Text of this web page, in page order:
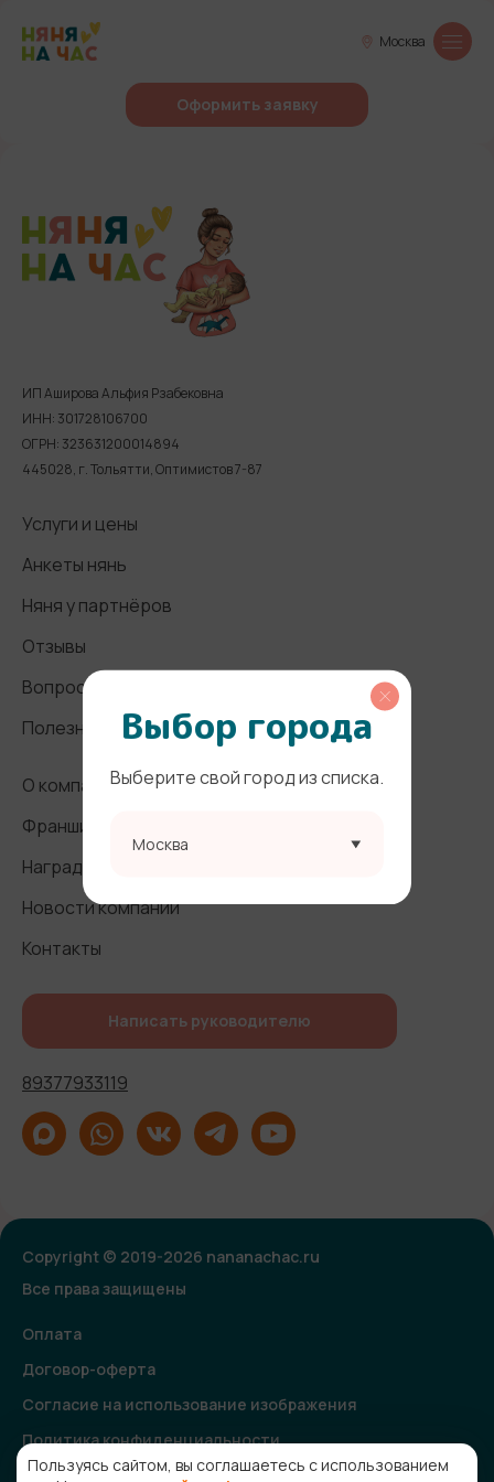
Москва
Оформить заявку
ИП Аширова Альфия Рзабековна
ИНН: 301728106700
ОГРН: 323631200014894
445028, г. Тольятти, Оптимистов 7-87
Услуги и цены
Анкеты нянь
Няня у партнёров
Отзывы
Вопросы и ответы
Полезные статьи
О компании
Франшиза
Награды и СМИ
Новости компании
Контакты
Написать руководителю
89377933119
Copyright © 2019-2026 nananachac.ru
Все права защищены
Оплата
Договор-оферта
Согласие на использование изображения
Политика конфиденциальности
Согласие на получение рекламной и информационной
Выбор города
Выберите свой город из списка.
Москва
Пользуясь сайтом, вы соглашаетесь с использованием